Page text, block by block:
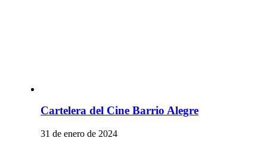
Cartelera del Cine Barrio Alegre
31 de enero de 2024